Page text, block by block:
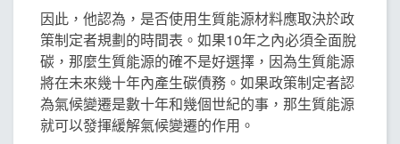
因此，他認為，是否使用生質能源材料應取決於政
策制定者規劃的時間表。如果10年之內必須全面脫
碳，那麼生質能源的確不是好選擇，因為生質能源
將在未來幾十年內產生碳債務。如果政策制定者認
為氣候變遷是數十年和幾個世紀的事，那生質能源
就可以發揮緩解氣候變遷的作用。